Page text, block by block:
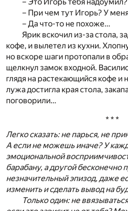
– При чем тут Игорь? У
– Да что-то не похоже…
Ярик вскочил из-за стола,
кофе, и вылетел из кухни.
но вскоре шаги протопали в
щелкнул замок входной.
глядя на растекающийся кофе и
лужа достигла края стола,
поговорили…
* * *
Легко сказать: не парься, не
А если не можешь иначе? У
эмоциональной
барабану, а другой бесконечно
незначительный эпизод, даже
изменить и сделать вывод на
Только один: не